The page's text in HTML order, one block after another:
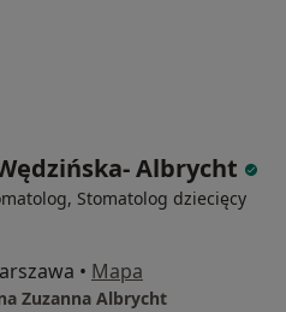
Albrycht
Stomatolog dziecięcy
• Mapa
Zuzanna Albrycht